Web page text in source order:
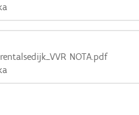
NOTA.pdf